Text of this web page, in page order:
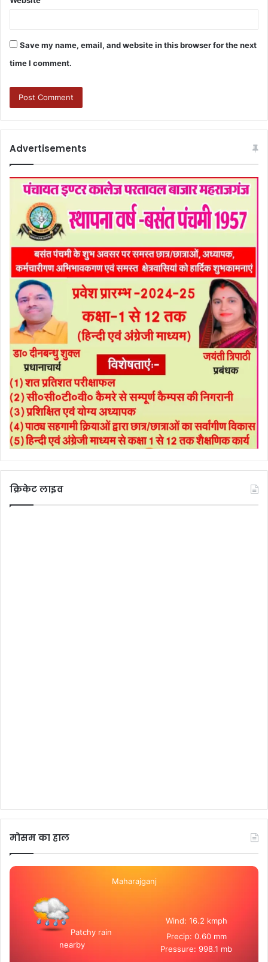
Save my name, email, and website in this browser for the next
time I comment.
Advertisements
क्रिकेट लाइव
मोसम का हाल
Maharajganj
Patchy rain
nearby
Wind: 16.2 kmph
Precip: 0.60 mm
Pressure: 998.1 mb